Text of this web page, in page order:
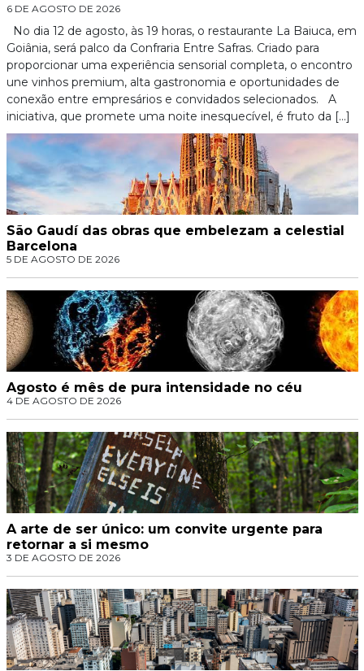
6 DE AGOSTO DE 2026
No dia 12 de agosto, às 19 horas, o restaurante La Baiuca, em
Goiânia, será palco da Confraria Entre Safras. Criado para
proporcionar uma experiência sensorial completa, o encontro
une vinhos premium, alta gastronomia e oportunidades de
conexão entre empresários e convidados selecionados. A
iniciativa, que promete uma noite inesquecível, é fruto da […]
São Gaudí das obras que embelezam a celestial
Barcelona
5 DE AGOSTO DE 2026
Agosto é mês de pura intensidade no céu
4 DE AGOSTO DE 2026
A arte de ser único: um convite urgente para
retornar a si mesmo
3 DE AGOSTO DE 2026